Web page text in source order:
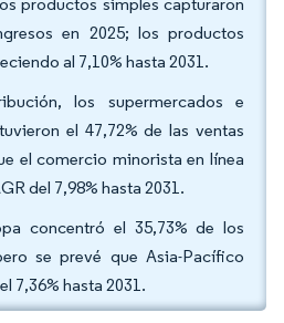
en 2025; los productos
al 7,10% hasta 2031.
los supermercados e
el 47,72% de las ventas
el comercio minorista en línea
del 7,98% hasta 2031.
concentró el 35,73% de los
se prevé que Asia-Pacífico
7,36% hasta 2031.